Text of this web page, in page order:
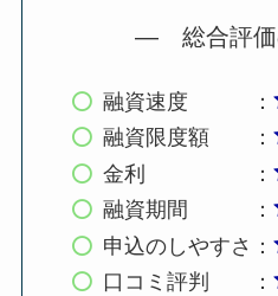
— 総合評
融資速度 ：
融資限度額 ：
金利 ：
融資期間 ：
申込のしやすさ：
口コミ評判 ：